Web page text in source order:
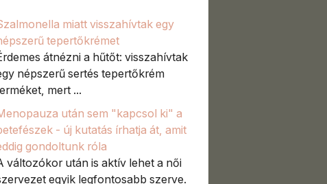
miatt visszahívtak egy
tepertőkrémet
átnézni a hűtőt: visszahívtak
népszerű sertés tepertőkrém
mert ...
után sem "kapcsol ki" a
- új kutatás írhatja át, amit
gondoltunk róla
változókor után is aktív lehet a női
egyik legfontosabb szerve.